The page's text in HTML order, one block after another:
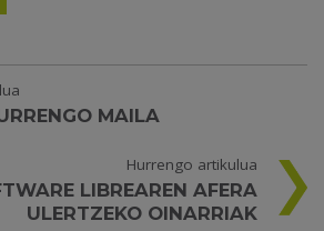
MAILA
Hurrengo artikulua
LIBREAREN AFERA
ULERTZEKO OINARRIAK